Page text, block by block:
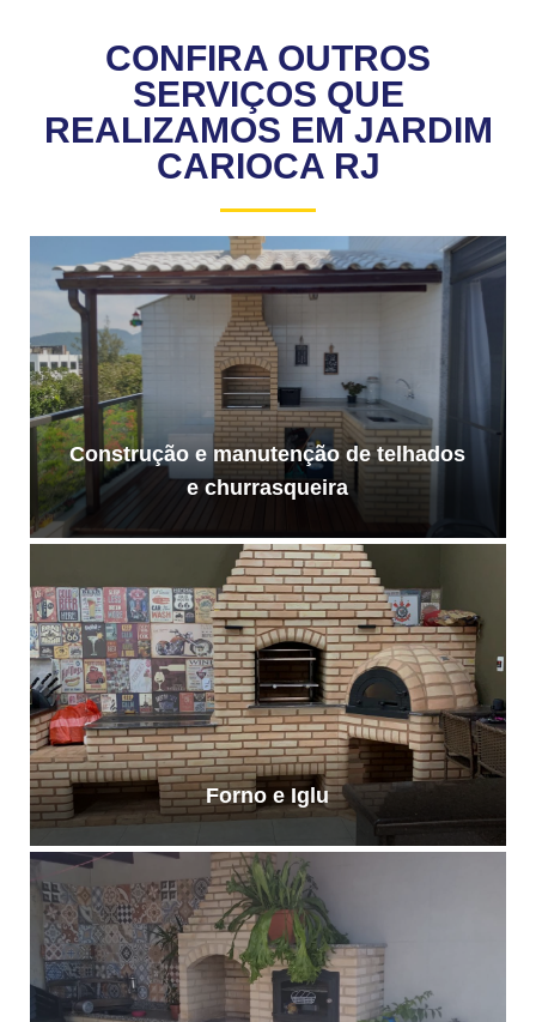
CONFIRA OUTROS
SERVIÇOS QUE
REALIZAMOS EM JARDIM
CARIOCA RJ
Construção e manutenção de telhados
e churrasqueira
Forno e Iglu